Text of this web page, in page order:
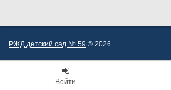
РЖД детский сад № 59 © 2026
Войти